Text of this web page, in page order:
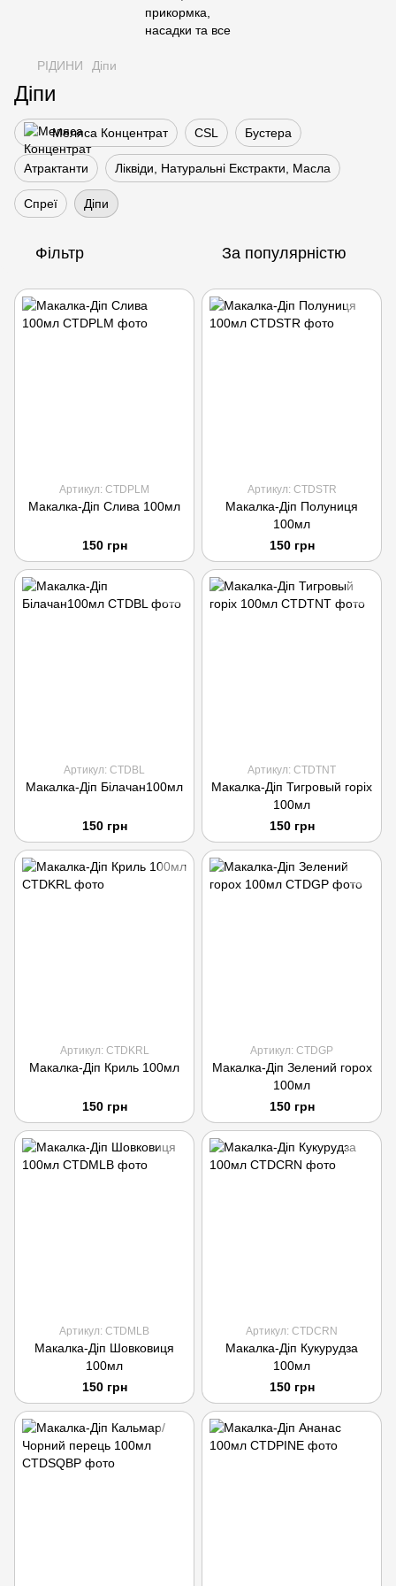
РІДИНИ Діпи
Діпи
Меляса Концентрат CSL Бустера
Атрактанти Ліквіди, Натуральні Екстракти, Масла
Спреї Діпи
Фільтр За популярністю
Артикул: CTDPLM
Макалка-Діп Слива 100мл
150 грн
Артикул: CTDSTR
Макалка-Діп Полуниця
100мл
150 грн
Артикул: СTDBL
Макалка-Діп Білачан100мл
150 грн
Артикул: CTDTNT
Макалка-Діп Тигровый горіх
100мл
150 грн
Артикул: CTDKRL
Макалка-Діп Криль 100мл
150 грн
Артикул: CTDGP
Макалка-Діп Зелений горох
100мл
150 грн
Артикул: CTDMLB
Макалка-Діп Шовковиця
100мл
150 грн
Артикул: CTDСRN
Макалка-Діп Кукурудза
100мл
150 грн